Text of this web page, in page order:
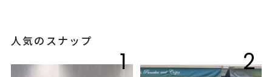
人気のスナップ
1 2